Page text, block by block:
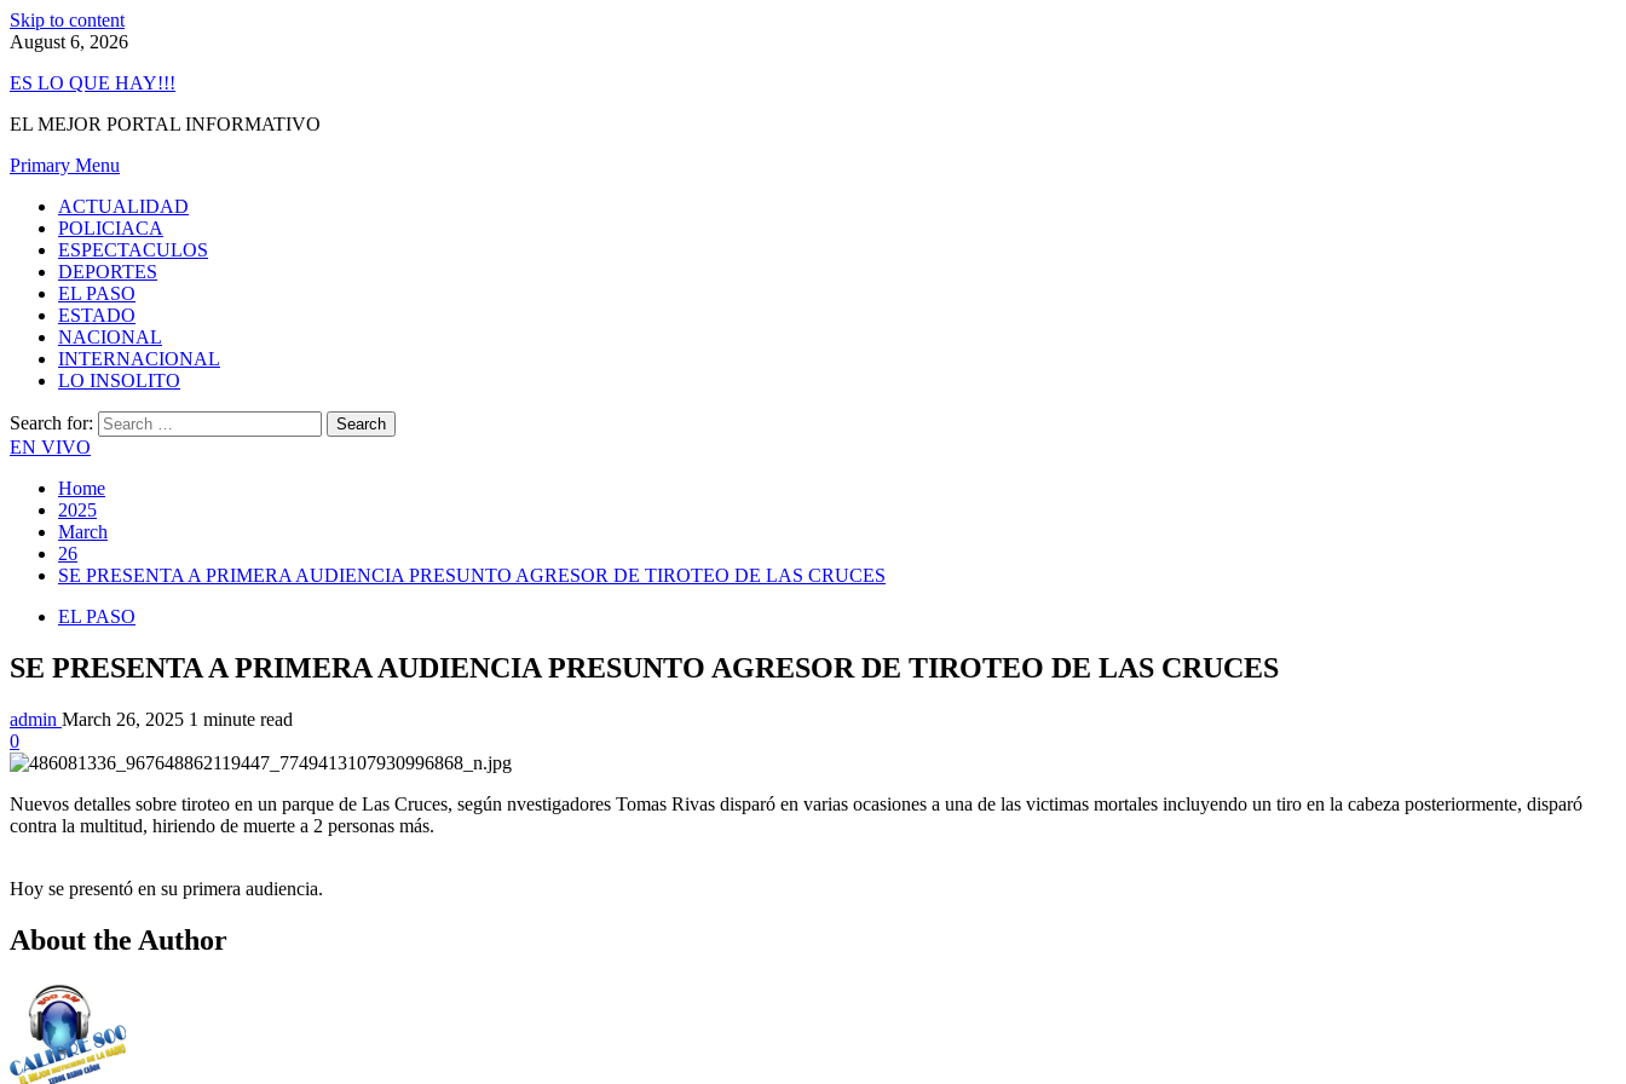
Skip to content
August 6, 2026
ES LO QUE HAY!!!
EL MEJOR PORTAL INFORMATIVO
Primary Menu
ACTUALIDAD
POLICIACA
ESPECTACULOS
DEPORTES
EL PASO
ESTADO
NACIONAL
INTERNACIONAL
LO INSOLITO
Search for:
EN VIVO
Home
2025
March
26
SE PRESENTA A PRIMERA AUDIENCIA PRESUNTO AGRESOR DE TIROTEO DE LAS CRUCES
EL PASO
SE PRESENTA A PRIMERA AUDIENCIA PRESUNTO AGRESOR DE TIROTEO DE LAS CRUCES
admin March 26, 2025 1 minute read
0
Nuevos detalles sobre tiroteo en un parque de Las Cruces, según nvestigadores Tomas Rivas disparó en varias ocasiones a una de las victimas mortales incluyendo un tiro en la cabeza posteriormente, disparó
contra la multitud, hiriendo de muerte a 2 personas más.
Hoy se presentó en su primera audiencia.
About the Author